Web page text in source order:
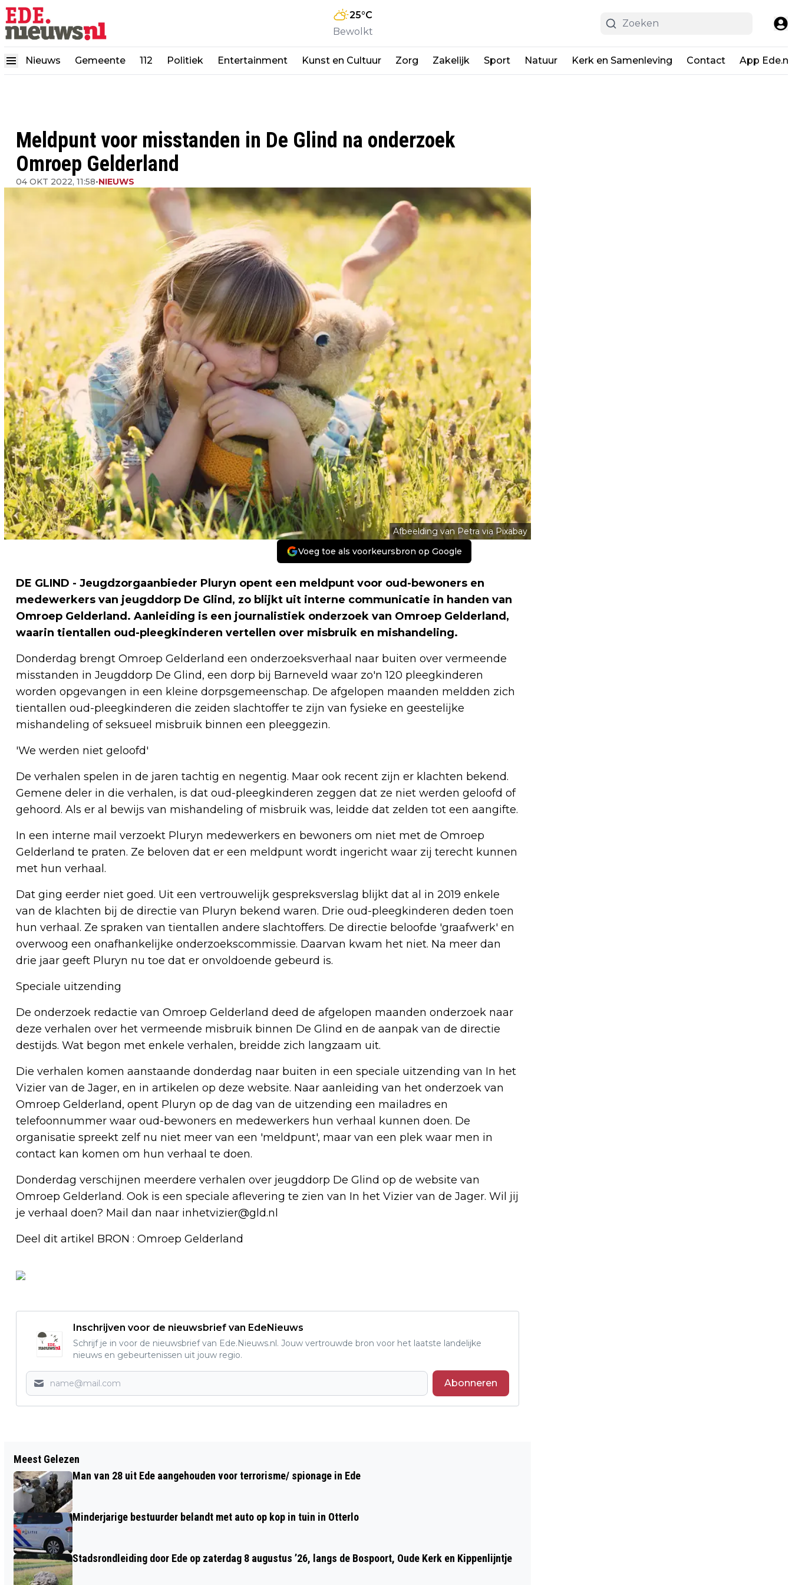
25°C
Bewolkt
Nieuws Gemeente 112 Politiek Entertainment Kunst en Cultuur Zorg Zakelijk Sport Natuur Kerk en Samenleving Contact App
Meldpunt voor misstanden in De Glind na onderzoek
Omroep Gelderland
04 OKT 2022, 11:58•NIEUWS
Afbeelding van Petra via Pixabay
Voeg toe als voorkeursbron op Google
DE GLIND - Jeugdzorgaanbieder Pluryn opent een meldpunt voor oud-bewoners en
medewerkers van jeugddorp De Glind, zo blijkt uit interne communicatie in handen van
Omroep Gelderland. Aanleiding is een journalistiek onderzoek van Omroep Gelderland,
waarin tientallen oud-pleegkinderen vertellen over misbruik en mishandeling.
Donderdag brengt Omroep Gelderland een onderzoeksverhaal naar buiten over vermeende
misstanden in Jeugddorp De Glind, een dorp bij Barneveld waar zo'n 120 pleegkinderen
worden opgevangen in een kleine dorpsgemeenschap. De afgelopen maanden meldden zich
tientallen oud-pleegkinderen die zeiden slachtoffer te zijn van fysieke en geestelijke
mishandeling of seksueel misbruik binnen een pleeggezin.
'We werden niet geloofd'
De verhalen spelen in de jaren tachtig en negentig. Maar ook recent zijn er klachten bekend.
Gemene deler in die verhalen, is dat oud-pleegkinderen zeggen dat ze niet werden geloofd of
gehoord. Als er al bewijs van mishandeling of misbruik was, leidde dat zelden tot een aangifte.
In een interne mail verzoekt Pluryn medewerkers en bewoners om niet met de Omroep
Gelderland te praten. Ze beloven dat er een meldpunt wordt ingericht waar zij terecht kunnen
met hun verhaal.
Dat ging eerder niet goed. Uit een vertrouwelijk gespreksverslag blijkt dat al in 2019 enkele
van de klachten bij de directie van Pluryn bekend waren. Drie oud-pleegkinderen deden toen
hun verhaal. Ze spraken van tientallen andere slachtoffers. De directie beloofde 'graafwerk' en
overwoog een onafhankelijke onderzoekscommissie. Daarvan kwam het niet. Na meer dan
drie jaar geeft Pluryn nu toe dat er onvoldoende gebeurd is.
Speciale uitzending
De onderzoek redactie van Omroep Gelderland deed de afgelopen maanden onderzoek naar
deze verhalen over het vermeende misbruik binnen De Glind en de aanpak van de directie
destijds. Wat begon met enkele verhalen, breidde zich langzaam uit.
Die verhalen komen aanstaande donderdag naar buiten in een speciale uitzending van In het
Vizier van de Jager, en in artikelen op deze website. Naar aanleiding van het onderzoek van
Omroep Gelderland, opent Pluryn op de dag van de uitzending een mailadres en
telefoonnummer waar oud-bewoners en medewerkers hun verhaal kunnen doen. De
organisatie spreekt zelf nu niet meer van een 'meldpunt', maar van een plek waar men in
contact kan komen om hun verhaal te doen.
Donderdag verschijnen meerdere verhalen over jeugddorp De Glind op de website van
Omroep Gelderland. Ook is een speciale aflevering te zien van In het Vizier van de Jager. Wil jij
je verhaal doen? Mail dan naar inhetvizier@gld.nl
Deel dit artikel BRON : Omroep Gelderland
Inschrijven voor de nieuwsbrief van EdeNieuws
Schrijf je in voor de nieuwsbrief van Ede.Nieuws.nl. Jouw vertrouwde bron voor het laatste landelijke
nieuws en gebeurtenissen uit jouw regio.
Abonneren
64% NEDERLANDERS MAAKT ZICH
ZORGEN OM STIJGENDE ZORGPREMIE
Meest Gelezen
Man van 28 uit Ede aangehouden voor terrorisme/ spionage in Ede
Minderjarige bestuurder belandt met auto op kop in tuin in Otterlo
Stadsrondleiding door Ede op zaterdag 8 augustus ’26, langs de Bospoort, Oude Kerk en Kippenlijntje